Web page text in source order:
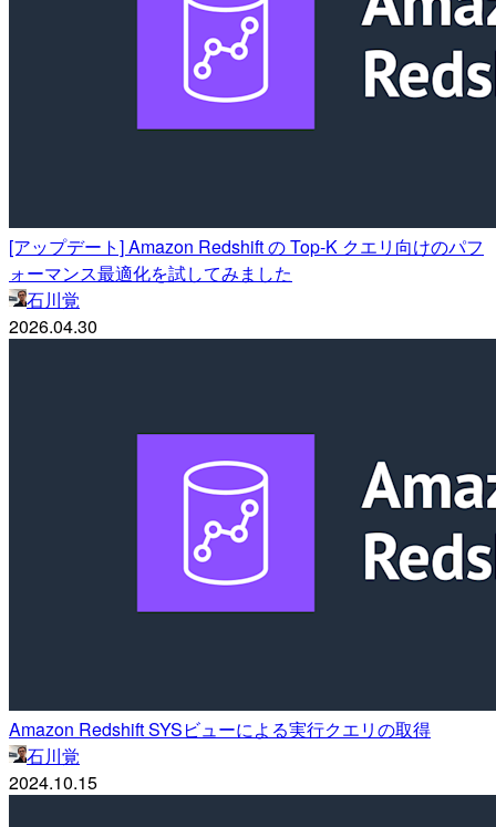
[アップデート] Amazon Redshift の Top-K クエリ向けのパフ
ォーマンス最適化を試してみました
石川覚
2026.04.30
Amazon Redshift SYSビューによる実行クエリの取得
石川覚
2024.10.15